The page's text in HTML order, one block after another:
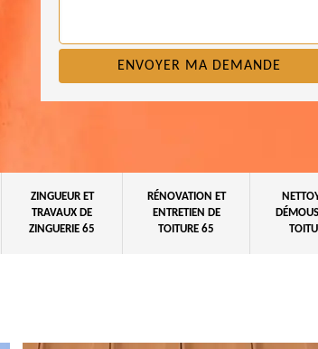
ZINGUEUR ET
TRAVAUX DE
ZINGUERIE 65
RÉNOVATION ET
ENTRETIEN DE
TOITURE 65